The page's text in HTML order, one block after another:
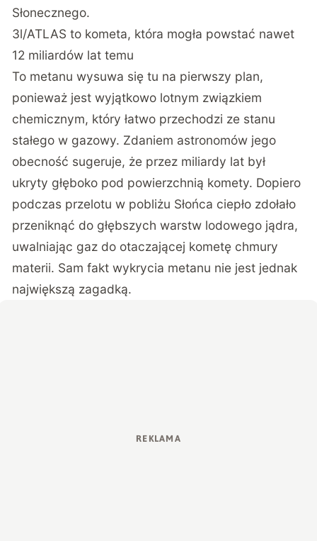
Słonecznego.
3l/ATLAS to kometa, która mogła powstać nawet
12 miliardów lat temu
To metanu wysuwa się tu na pierwszy plan,
ponieważ jest wyjątkowo lotnym związkiem
chemicznym, który łatwo przechodzi ze stanu
stałego w gazowy. Zdaniem astronomów jego
obecność sugeruje, że przez miliardy lat był
ukryty głęboko pod powierzchnią komety. Dopiero
podczas przelotu w pobliżu Słońca ciepło zdołało
przeniknąć do głębszych warstw lodowego jądra,
uwalniając gaz do otaczającej kometę chmury
materii. Sam fakt wykrycia metanu nie jest jednak
największą zagadką.